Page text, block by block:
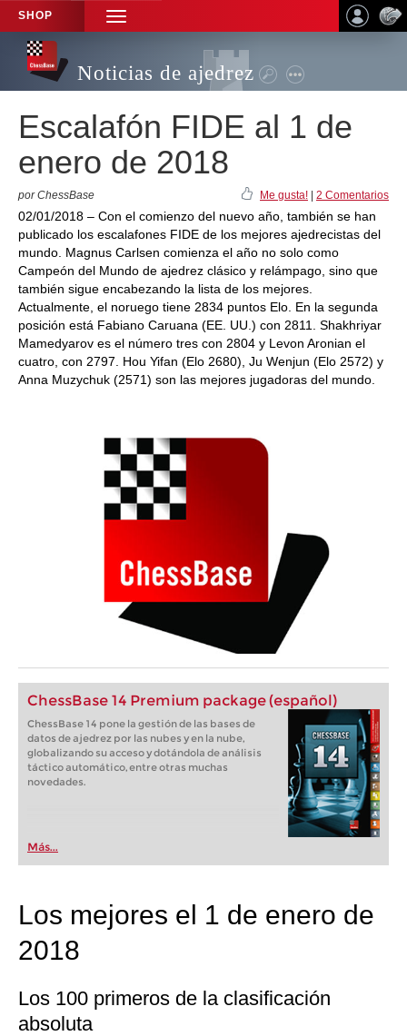
SHOP
TOGGLE
NAVIGATION
Noticias de ajedrez
Escalafón FIDE al 1 de
enero de 2018
por ChessBase Me gusta! 2 Comentarios
02/01/2018 – Con el comienzo del nuevo año, también se han
publicado los escalafones FIDE de los mejores ajedrecistas del
mundo. Magnus Carlsen comienza el año no solo como
Campeón del Mundo de ajedrez clásico y relámpago, sino que
también sigue encabezando la lista de los mejores.
Actualmente, el noruego tiene 2834 puntos Elo. En la segunda
posición está Fabiano Caruana (EE. UU.) con 2811. Shakhriyar
Mamedyarov es el número tres con 2804 y Levon Aronian el
cuatro, con 2797. Hou Yifan (Elo 2680), Ju Wenjun (Elo 2572) y
Anna Muzychuk (2571) son las mejores jugadoras del mundo.
ChessBase 14 Premium package (español)
ChessBase 14 pone la gestión de las bases de
datos de ajedrez por las nubes y en la nube,
globalizando su acceso y dotándola de análisis
táctico automático, entre otras muchas
novedades.
Más...
Los mejores el 1 de enero de
2018
Los 100 primeros de la clasificación
absoluta